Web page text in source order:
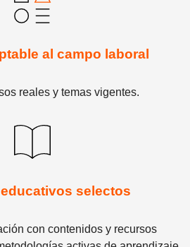
al campo laboral
reales y temas vigentes.
selectos
con contenidos y recursos